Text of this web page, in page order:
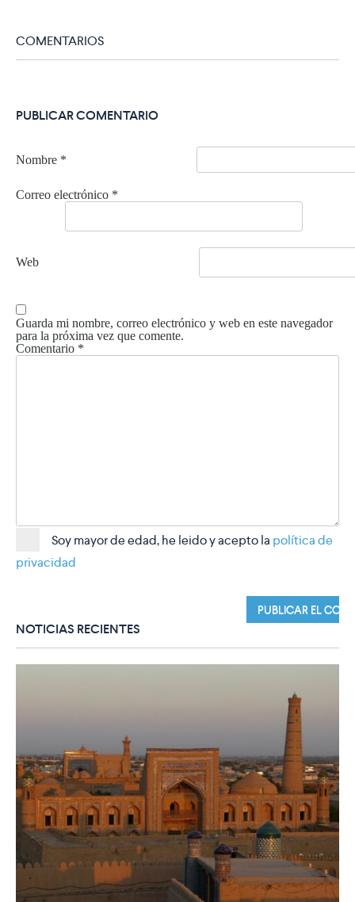
COMENTARIOS
PUBLICAR COMENTARIO
Nombre *
Correo electrónico *
Web
Guarda mi nombre, correo electrónico y web en este navegador
para la próxima vez que comente.
Comentario *
Soy mayor de edad, he leido y acepto la política de
privacidad
NOTICIAS RECIENTES